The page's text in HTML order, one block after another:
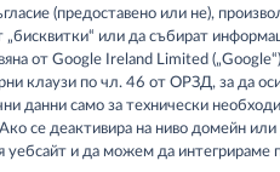
(предоставено или не),
или да събират
от Google Ireland Limited
клаузи по чл. 46 от ОРЗД, за да
данни само за технически
се деактивира на ниво домейн
и да можем да